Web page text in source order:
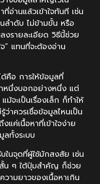
อ่านแล้วเข้าใจทันที เช่น
ลำดับ ไม่ข้ามขั้น หรือ
งรายละเอียด วิธีนี้ช่วย
” แทนที่จะต้องอ่าน
คือ การให้ข้อมูลที่
หนึ่งบอกอย่างหนึ่ง แต่
จะเป็นเรื่องเล็ก ก็ทำให้
ว่าควรเชื่อข้อมูลไหนเป็น
แค่เนื้อหาที่เข้าใจง่าย
ทั้งระบบ
ในจุดที่ผู้ใช้มักสงสัย เช่น
น ๆ ใต้ปุ่มสำคัญ ก็ช่วย
วามยาวของเนื้อหาเกิน